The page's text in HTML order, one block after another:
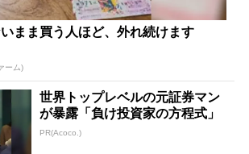
まま買う人ほど、外れ続けます
ーム)
世界トップレベルの元証券マン
が暴露「負け投資家の方程式」
PR(Acoco.)